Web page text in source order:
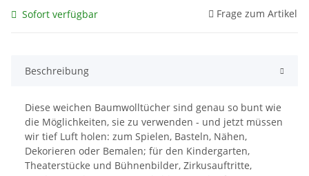
Sofort verfügbar Frage zum Artikel
Beschreibung
Diese weichen Baumwolltücher sind genau so bunt wie
die Möglichkeiten, sie zu verwenden - und jetzt müssen
wir tief Luft holen: zum Spielen, Basteln, Nähen,
Dekorieren oder Bemalen; für den Kindergarten,
Theaterstücke und Bühnenbilder, Zirkusauftritte,